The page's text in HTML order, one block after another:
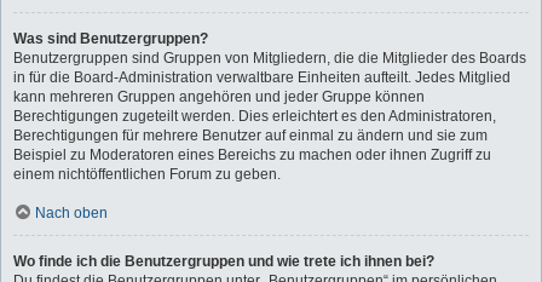
Was sind Benutzergruppen?
Benutzergruppen sind Gruppen von Mitgliedern, die die Mitglieder des Boards
in für die Board-Administration verwaltbare Einheiten aufteilt. Jedes Mitglied
kann mehreren Gruppen angehören und jeder Gruppe können
Berechtigungen zugeteilt werden. Dies erleichtert es den Administratoren,
Berechtigungen für mehrere Benutzer auf einmal zu ändern und sie zum
Beispiel zu Moderatoren eines Bereichs zu machen oder ihnen Zugriff zu
einem nichtöffentlichen Forum zu geben.
Nach oben
Wo finde ich die Benutzergruppen und wie trete ich ihnen bei?